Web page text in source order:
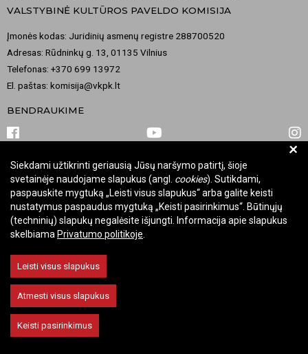
VALSTYBINĖ KULTŪROS PAVELDO KOMISIJA
Įmonės kodas: Juridinių asmenų registre 288700520
Adresas: Rūdninkų g. 13, 01135 Vilnius
Telefonas: +370 699 13972
El. paštas: komisija@vkpk.lt
BENDRAUKIME
© 2026 Valstybinė kultūros paveldo komisija. Visos teisės saugomos.
Keisti slapukų nustatymus
+
Siekdami užtikrinti geriausią Jūsų naršymo patirtį, šioje
svetainėje naudojame slapukus (angl. cookies). Sutikdami,
paspauskite mygtuką „Leisti visus slapukus“ arba galite keisti
nustatymus paspaudus mygtuką „Keisti pasirinkimus“. Būtinųjų
(techninių) slapukų negalėsite išjungti. Informacija apie slapukus
skelbiama Privatumo politikoje
Leisti visus slapukus
Atmesti visus slapukus
Keisti pasirinkimus